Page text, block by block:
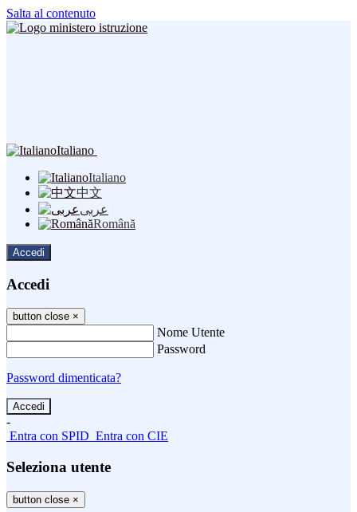
Salta al contenuto
Italiano
Italiano
中文
عربى
Română
Accedi
Accedi
button close ×
Nome Utente
Password
Password dimenticata?
-
Entra con SPID Entra con CIE
Seleziona utente
button close ×